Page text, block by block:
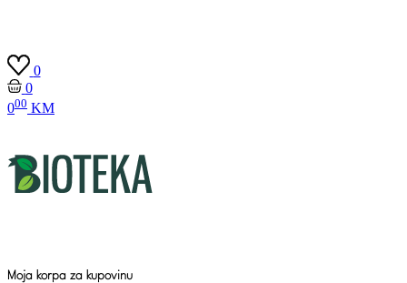
0
0
000 KM
Moja korpa za kupovinu